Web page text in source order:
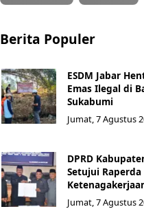
Berita Populer
ESDM Jabar
Emas Ilegal di
Sukabumi
Jumat, 7 Agustus
DPRD
Setujui
Jumat, 7 Agustus